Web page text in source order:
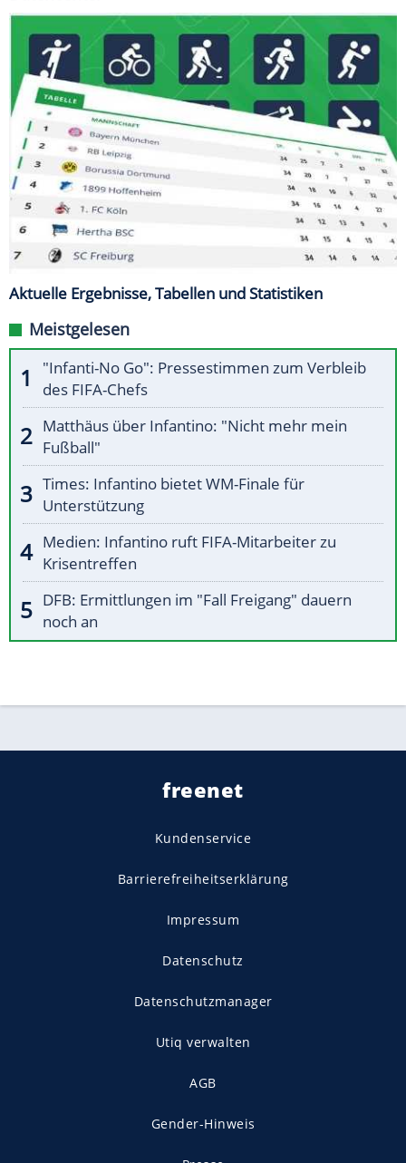
Aktuelle Ergebnisse, Tabellen und Statistiken
Meistgelesen
"Infanti-No Go": Pressestimmen zum Verbleib
des FIFA-Chefs
Matthäus über Infantino: "Nicht mehr mein
Fußball"
Times: Infantino bietet WM-Finale für
Unterstützung
Medien: Infantino ruft FIFA-Mitarbeiter zu
Krisentreffen
DFB: Ermittlungen im "Fall Freigang" dauern
noch an
freenet
Kundenservice
Barrierefreiheitserklärung
Impressum
Datenschutz
Datenschutzmanager
Utiq verwalten
AGB
Gender-Hinweis